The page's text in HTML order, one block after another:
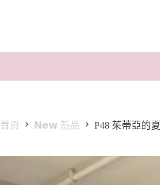
首頁 𝗡𝗲𝘄 新品 P48 茱蒂亞的